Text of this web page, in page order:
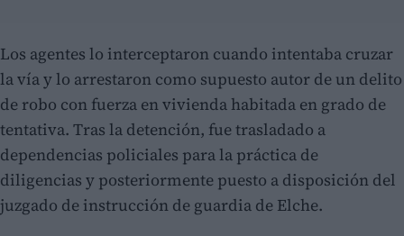
Los agentes lo interceptaron cuando intentaba cruzar
la vía y lo arrestaron como supuesto autor de un delito
de robo con fuerza en vivienda habitada en grado de
tentativa. Tras la detención, fue trasladado a
dependencias policiales para la práctica de
diligencias y posteriormente puesto a disposición del
juzgado de instrucción de guardia de Elche.